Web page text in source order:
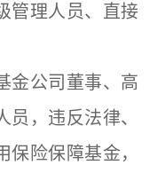
管理人员、直接
公司董事、高
，违反法律、
险保障基金，